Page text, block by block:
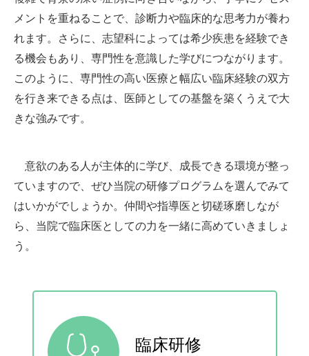
メントを重ねることで、診断⼒や臨床的な思考⼒が養わ
れます。さらに、志望科によっては希少疾患を経験でき
る機会もあり、専⾨性を意識した学びにつながります。
このように、専⾨性の⾼い医療と幅広い臨床経験の双⽅
を⾏き来できる点は、医師としての基盤を築くうえで⼤
きな強みです。
意欲のある⼈が主体的に学び、成⻑できる環境が整っ
ていますので、ぜひ当院の研修プログラムを選んでみて
はいかがでしょうか。仲間や指導医と切磋琢磨しなが
ら、当院で臨床医としての⼒を⼀緒に⾼めていきましょ
う。
臨床研修